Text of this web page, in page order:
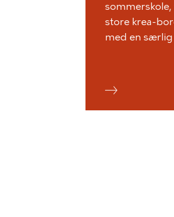
store krea-
med en